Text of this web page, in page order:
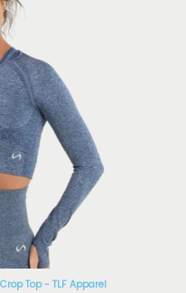
Top - TLF Apparel